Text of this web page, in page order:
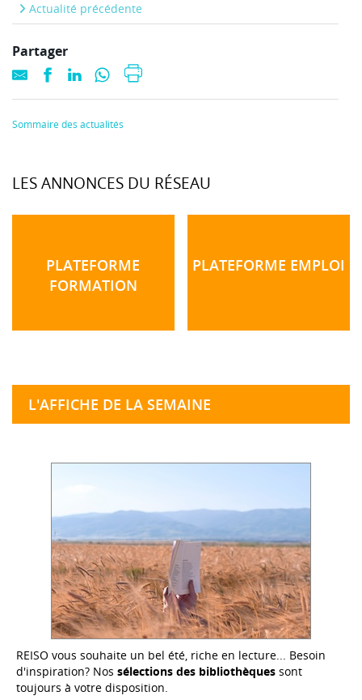
Actualité précédente
Partager
Sommaire des actualités
LES ANNONCES DU RÉSEAU
PLATEFORME
FORMATION
PLATEFORME EMPLOI
L'AFFICHE DE LA SEMAINE
REISO vous souhaite un bel été, riche en lecture... Besoin
d'inspiration? Nos sélections des bibliothèques sont
toujours à votre disposition.